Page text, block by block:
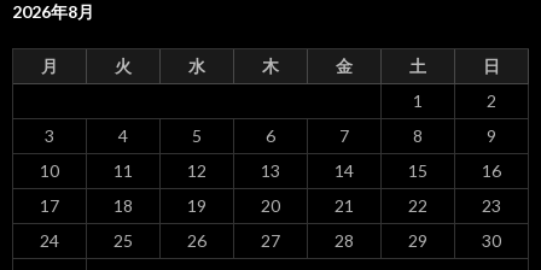
2026年8月
月 火 水 木 金 土
日
1
2
3
4 5 6 7 8
9
10
11 12 13 14 15
16
17
18 19 20 21 22
23
24
25 26 27 28 29
30